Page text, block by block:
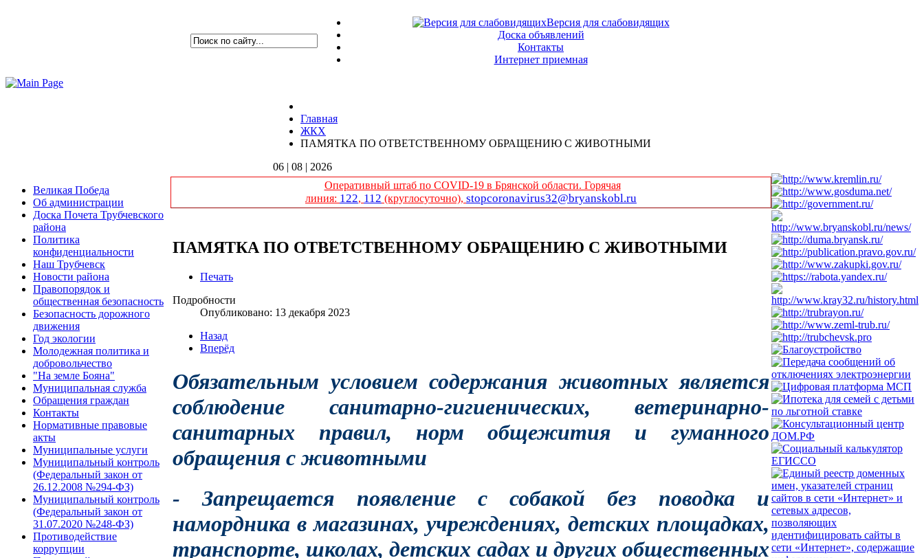
Версия для слабовидящих
Доска объявлений
Контакты
Интернет приемная
Главная
ЖКХ
ПАМЯТКА ПО ОТВЕТСТВЕННОМУ ОБРАЩЕНИЮ С ЖИВОТНЫМИ
06 | 08 | 2026
Великая Победа
Об администрации
Доска Почета Трубчевского
района
Политика
конфиденциальности
Наш Трубчевск
Новости района
Правопорядок и
общественная безопасность
Безопасность дорожного
движения
Год экологии
Молодежная политика и
добровольчество
"На земле Бояна"
Муниципальная служба
Обращения граждан
Контакты
Нормативные правовые
акты
Муниципальные услуги
Муниципальный контроль
(Федеральный закон от
26.12.2008 №294-ФЗ)
Муниципальный контроль
(Федеральный закон от
31.07.2020 №248-ФЗ)
Противодействие
коррупции
Оперативный штаб по COVID-19 в Брянской области. Горячая
линия: 122, 112 (круглосуточно), stopcoronavirus32@bryanskobl.ru
ПАМЯТКА ПО ОТВЕТСТВЕННОМУ ОБРАЩЕНИЮ С ЖИВОТНЫМИ
Печать
Подробности
Опубликовано: 13 декабря 2023
Назад
Вперёд
Обязательным условием содержания животных является
соблюдение санитарно-гигиенических, ветеринарно-
санитарных правил, норм общежития и гуманного
обращения с животными
- Запрещается появление с собакой без поводка и
намордника в магазинах, учреждениях, детских площадках,
транспорте, школах, детских садах и других общественных